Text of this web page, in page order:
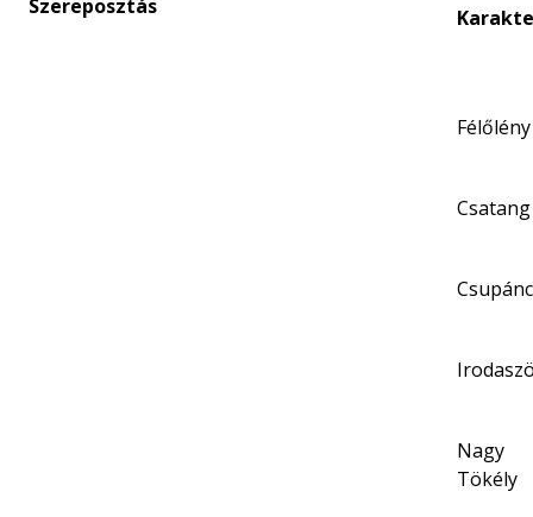
Szereposztás
Félőlény
Csatang
Csupánc
Nagy
Tökély